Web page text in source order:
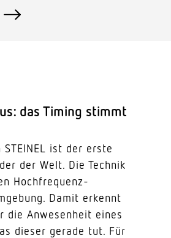
das Timing stimmt
STEINEL ist der erste
der Welt. Die Technik
Hoch­fre­quenz-
Damit erkennt
die Anwe­senheit eines
dieser gerade tut. Für